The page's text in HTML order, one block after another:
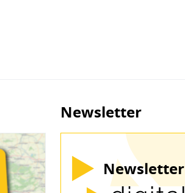
Newsletter
Newsletter